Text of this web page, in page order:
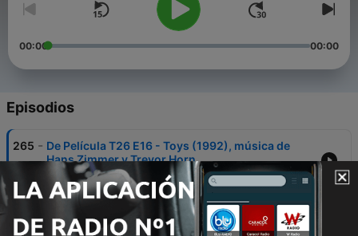
00:00 00:00
Episodios
265 - De Película T26 E16 - Toys (1992), música de
Hans Zimmer y Trevor Horn
26 jul. 2026
De Película T26 E15 - Mortal Kombat (1995),
música de George S. Clinton y otros artistas